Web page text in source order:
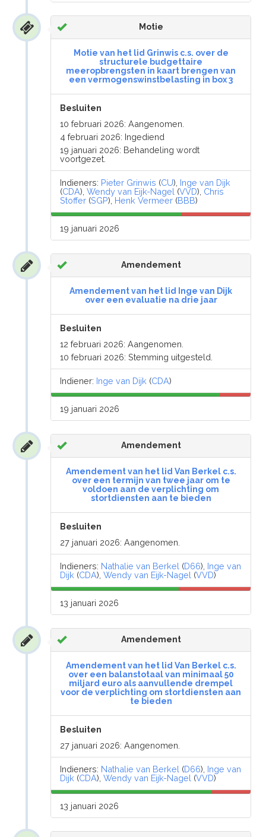
Motie
Motie van het lid Grinwis c.s. over de
structurele budgettaire
meeropbrengsten in kaart brengen van
een vermogenswinstbelasting in box 3
Besluiten
10 februari 2026: Aangenomen.
4 februari 2026: Ingediend
19 januari 2026: Behandeling wordt
voortgezet.
Indieners: Pieter Grinwis (CU), Inge van Dijk
(CDA),Wendy van Eijk-Nagel (VVD), Chris
Stoffer (SGP), Henk Vermeer (BBB)
19 januari 2026
Amendement
Amendement van het lid Inge van Dijk
over een evaluatie na drie jaar
Besluiten
12 februari 2026: Aangenomen.
10 februari 2026: Stemming uitgesteld.
Indiener: Inge van Dijk (CDA)
19 januari 2026
Amendement
Amendement van het lid Van Berkel c.s.
over een termijn van twee jaar om te
voldoen aan de verplichting om
stortdiensten aan te bieden
Besluiten
27 januari 2026: Aangenomen.
Indieners: Nathalie van Berkel (D66), Inge van
Dijk (CDA),Wendy van Eijk-Nagel (VVD)
13 januari 2026
Amendement
Amendement van het lid Van Berkel c.s.
over een balanstotaal van minimaal 50
miljard euro als aanvullende drempel
voor de verplichting om stortdiensten aan
te bieden
Besluiten
27 januari 2026: Aangenomen.
Indieners: Nathalie van Berkel (D66), Inge van
Dijk (CDA),Wendy van Eijk-Nagel (VVD)
13 januari 2026